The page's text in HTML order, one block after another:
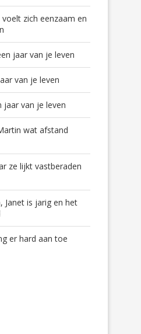
zich eenzaam en
jaar van je leven
van je leven
jaar van je leven
wat afstand
ze lijkt vastberaden
Janet is jarig en het
er hard aan toe